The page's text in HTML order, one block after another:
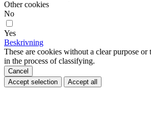
Other cookies
No
Yes
Beskrivning
These are cookies without a clear purpose or
in the process of classifying.
Cancel
Accept selection
Accept all